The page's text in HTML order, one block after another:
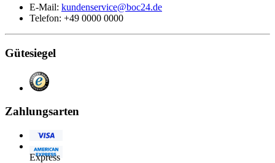
E-Mail: kundenservice@boc24.de
Telefon: +49 0000 0000
Gütesiegel
Zahlungsarten
Express